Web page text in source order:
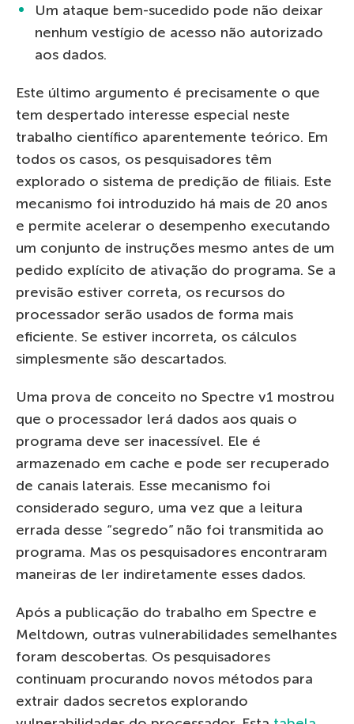
Um ataque bem-sucedido pode não deixar
nenhum vestígio de acesso não autorizado
aos dados.
Este último argumento é precisamente o que
tem despertado interesse especial neste
trabalho científico aparentemente teórico. Em
todos os casos, os pesquisadores têm
explorado o sistema de predição de filiais. Este
mecanismo foi introduzido há mais de 20 anos
e permite acelerar o desempenho executando
um conjunto de instruções mesmo antes de um
pedido explícito de ativação do programa. Se a
previsão estiver correta, os recursos do
processador serão usados de forma mais
eficiente. Se estiver incorreta, os cálculos
simplesmente são descartados.
Uma prova de conceito no Spectre v1 mostrou
que o processador lerá dados aos quais o
programa deve ser inacessível. Ele é
armazenado em cache e pode ser recuperado
de canais laterais. Esse mecanismo foi
considerado seguro, uma vez que a leitura
errada desse “segredo” não foi transmitida ao
programa. Mas os pesquisadores encontraram
maneiras de ler indiretamente esses dados.
Após a publicação do trabalho em Spectre e
Meltdown, outras vulnerabilidades semelhantes
foram descobertas. Os pesquisadores
continuam procurando novos métodos para
extrair dados secretos explorando